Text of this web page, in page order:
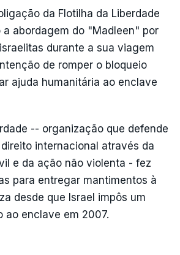
da Flotilha da Liberdade
abordagem do "Madleen" por
durante a sua viagem
de romper o bloqueio
ajuda humanitária ao enclave
-- organização que defende
internacional através da
e da ação não violenta - fez
para entregar mantimentos à
desde que Israel impôs um
ao enclave em 2007.